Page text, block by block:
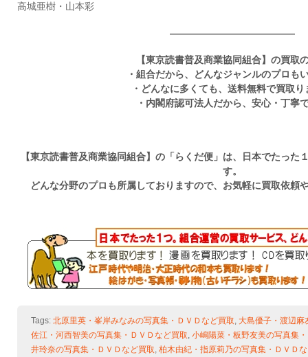
高城亜樹・山本彩
—————————————
【東京読書普及商業協同組合】の買取
・組合だから、どんなジャンルのプロも
・どんなに多くても、送料無料で買取り
・内閣府認可法人だから、安心・丁寧
【東京読書普及商業協同組合】の「らくだ便」は、日本でたった
す。
どんな分野のプロも所属しておりますので、お気軽に買取依頼
Tags: 北原里英・峯岸みなみの写真集・ＤＶＤなど買取, 大島優子・渡辺麻
佐江・河西智美の写真集・ＤＶＤなど買取, 小嶋陽菜・板野友美の写真集
井玲奈の写真集・ＤＶＤなど買取, 柏木由紀・指原莉乃の写真集・ＤＶＤ